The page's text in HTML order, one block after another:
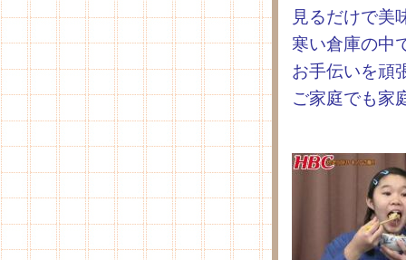
見るだけで美
寒い倉庫の中
お手伝いを頑
ご家庭でも家